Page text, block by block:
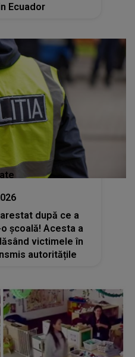
Ecuador
după ce a
școală! Acesta a
victimele în
autoritățile